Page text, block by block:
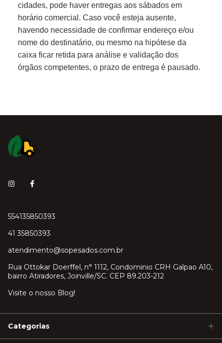
cidades, pode haver entregas aos sábados em
horário comercial. Caso você esteja ausente,
havendo necessidade de confirmar endereço e/ou
nome do destinatário, ou mesmo na hipótese da
caixa ficar retida para análise e validação dos
órgãos competentes, o prazo de entrega é pausado.
554135850393
41 35850393
atendimento@sopesados.com.br
Rua Ottokar Doerffel, n° 1112, Condominio CRH Galpao A10,
bairro Atiradores, Joinville/SC. CEP 89.203-212
Visite o nosso Blog!
Categorias